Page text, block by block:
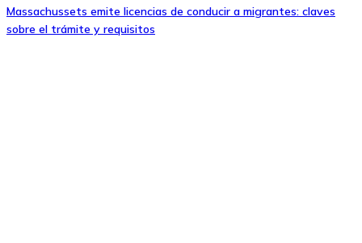
Massachussets emite licencias de conducir a migrantes: claves
sobre el trámite y requisitos